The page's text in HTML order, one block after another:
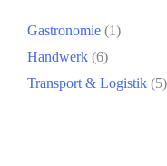
Gastronomie (1)
Handwerk (6)
Transport & Logistik (5)